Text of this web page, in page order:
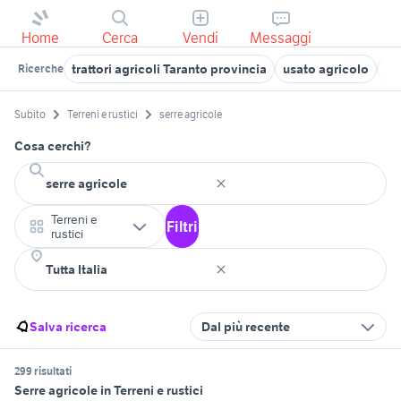
Home Cerca Vendi Messaggi
Ricerche trattori agricoli Taranto provincia usato agricolo
Subito Terreni e rustici serre agricole
Cosa cerchi?
Terreni e
rustici
Filtri
Salva ricerca Dal più recente
299 risultati
Serre agricole in Terreni e rustici